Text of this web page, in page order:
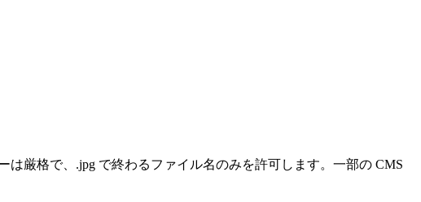
厳格で、.jpg で終わるファイル名のみを許可します。一部の CMS